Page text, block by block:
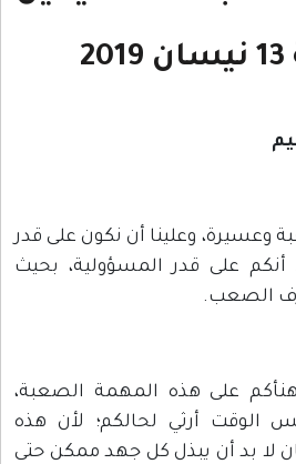
وعلينا أن نكون على قدر
أنكم على قدر المسؤولية، بحيث
الصعب.
على هذه المهمة الصعبة،
الوقت أرثي لحالكم؛ لأن هذه
لا بد أن يبذل كل جهد ممكن حتى